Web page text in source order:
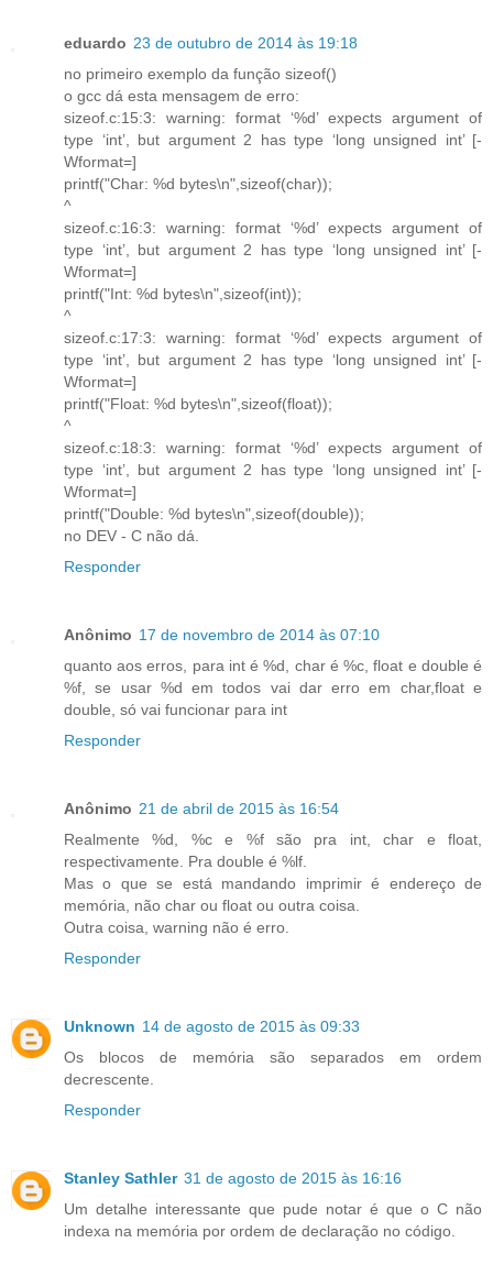
eduardo 23 de outubro de 2014 às 19:18
no primeiro exemplo da função sizeof()
o gcc dá esta mensagem de erro:
sizeof.c:15:3: warning: format ‘%d’ expects argument of
type ‘int’, but argument 2 has type ‘long unsigned int’ [-
Wformat=]
printf("Char: %d bytes\n",sizeof(char));
^
sizeof.c:16:3: warning: format ‘%d’ expects argument of
type ‘int’, but argument 2 has type ‘long unsigned int’ [-
Wformat=]
printf("Int: %d bytes\n",sizeof(int));
^
sizeof.c:17:3: warning: format ‘%d’ expects argument of
type ‘int’, but argument 2 has type ‘long unsigned int’ [-
Wformat=]
printf("Float: %d bytes\n",sizeof(float));
^
sizeof.c:18:3: warning: format ‘%d’ expects argument of
type ‘int’, but argument 2 has type ‘long unsigned int’ [-
Wformat=]
printf("Double: %d bytes\n",sizeof(double));
no DEV - C não dá.
Responder
Anônimo 17 de novembro de 2014 às 07:10
quanto aos erros, para int é %d, char é %c, float e double é
%f, se usar %d em todos vai dar erro em char,float e
double, só vai funcionar para int
Responder
Anônimo 21 de abril de 2015 às 16:54
Realmente %d, %c e %f são pra int, char e float,
respectivamente. Pra double é %lf.
Mas o que se está mandando imprimir é endereço de
memória, não char ou float ou outra coisa.
Outra coisa, warning não é erro.
Responder
Unknown 14 de agosto de 2015 às 09:33
Os blocos de memória são separados em ordem
decrescente.
Responder
Stanley Sathler 31 de agosto de 2015 às 16:16
Um detalhe interessante que pude notar é que o C não
indexa na memória por ordem de declaração no código.